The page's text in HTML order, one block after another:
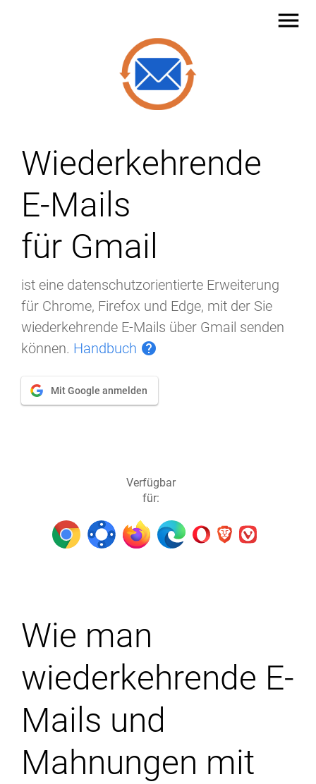
menu
Wiederkehrende
E-Mails
für Gmail
ist eine datenschutzorientierte Erweiterung
für Chrome, Firefox und Edge, mit der Sie
wiederkehrende E-Mails über Gmail senden
können. Handbuch help
Mit Google anmelden
Verfügbar
für:
Wie man
wiederkehrende E-
Mails und
Mahnungen mit